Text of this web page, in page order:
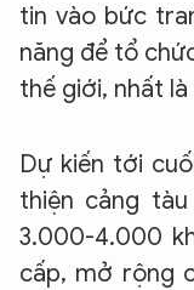
tin vào bức
năng để tổ
thế giới, nhất
Dự kiến tới
thiện cảng
3.000-4.000
cấp, mở rộng
XIN
TÔI